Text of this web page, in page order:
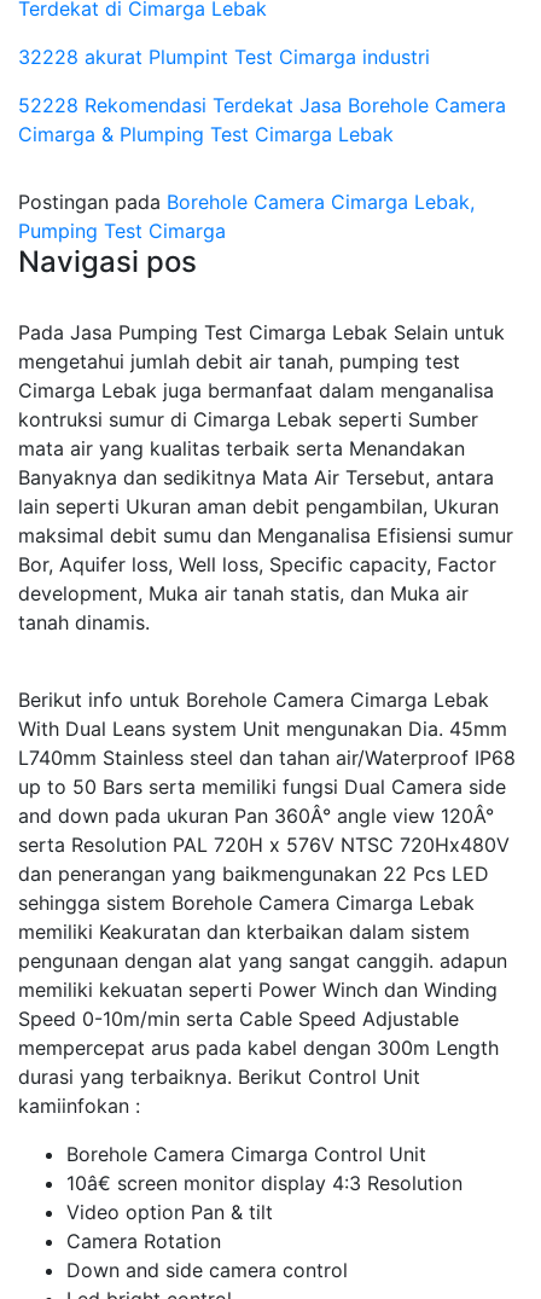
Terdekat di Cimarga Lebak
32228 akurat Plumpint Test Cimarga industri
52228 Rekomendasi Terdekat Jasa Borehole Camera
Cimarga & Plumping Test Cimarga Lebak
Postingan pada Borehole Camera Cimarga Lebak,
Pumping Test Cimarga
Navigasi pos
Pada Jasa Pumping Test Cimarga Lebak Selain untuk
mengetahui jumlah debit air tanah, pumping test
Cimarga Lebak juga bermanfaat dalam menganalisa
kontruksi sumur di Cimarga Lebak seperti Sumber
mata air yang kualitas terbaik serta Menandakan
Banyaknya dan sedikitnya Mata Air Tersebut, antara
lain seperti Ukuran aman debit pengambilan, Ukuran
maksimal debit sumu dan Menganalisa Efisiensi sumur
Bor, Aquifer loss, Well loss, Specific capacity, Factor
development, Muka air tanah statis, dan Muka air
tanah dinamis.
Berikut info untuk Borehole Camera Cimarga Lebak
With Dual Leans system Unit mengunakan Dia. 45mm
L740mm Stainless steel dan tahan air/Waterproof IP68
up to 50 Bars serta memiliki fungsi Dual Camera side
and down pada ukuran Pan 360Â° angle view 120Â°
serta Resolution PAL 720H x 576V NTSC 720Hx480V
dan penerangan yang baikmengunakan 22 Pcs LED
sehingga sistem Borehole Camera Cimarga Lebak
memiliki Keakuratan dan kterbaikan dalam sistem
pengunaan dengan alat yang sangat canggih. adapun
memiliki kekuatan seperti Power Winch dan Winding
Speed 0-10m/min serta Cable Speed Adjustable
mempercepat arus pada kabel dengan 300m Length
durasi yang terbaiknya. Berikut Control Unit
kamiinfokan :
Borehole Camera Cimarga Control Unit
10â€ screen monitor display 4:3 Resolution
Video option Pan & tilt
Camera Rotation
Down and side camera control